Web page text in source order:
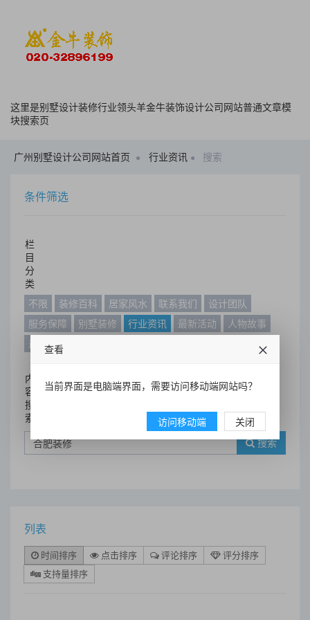
这里是别墅设计装修行业领头羊金牛装饰设计公司网站普通文章模
块搜索页
广州别墅设计公司网站首页 行业资讯 搜索
条件筛选
栏
目
分
类
不限
装修百科 居家风水 联系我们
设计团队
服务保障
别墅装修 行业资讯 最新活动
人物故事
最新动态
内
容
搜
索
搜索
列表
时间排序 点击排序 评论排序
评分排序
支持量排序
查看
当前界面是电脑端界面，需要访问移动端网站吗？
访问移动端 关闭